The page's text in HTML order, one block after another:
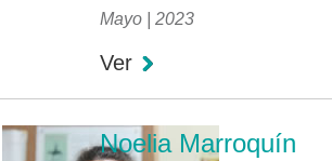
Mayo | 2023
Ver
Noelia Marroquín